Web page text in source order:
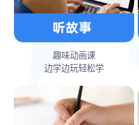
趣味动画课
边学边玩轻松学